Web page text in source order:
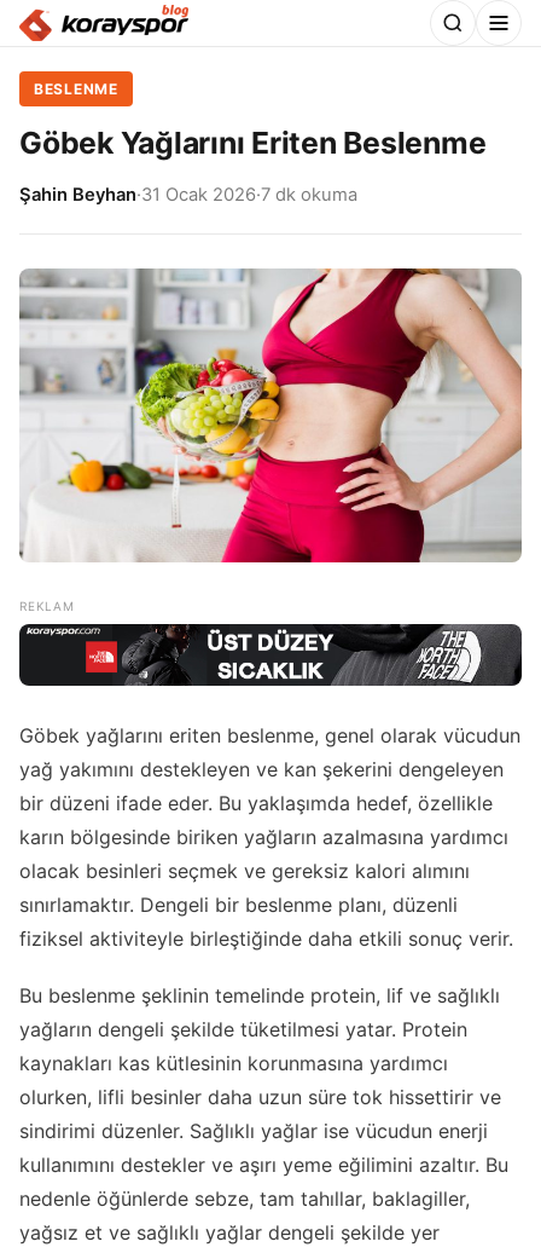
BESLENME
Göbek Yağlarını Eriten Beslenme
Şahin Beyhan·31 Ocak 2026·7 dk okuma
Göbek yağlarını eriten beslenme, genel olarak vücudun
yağ yakımını destekleyen ve kan şekerini dengeleyen
bir düzeni ifade eder. Bu yaklaşımda hedef, özellikle
karın bölgesinde biriken yağların azalmasına yardımcı
olacak besinleri seçmek ve gereksiz kalori alımını
sınırlamaktır. Dengeli bir beslenme planı, düzenli
fiziksel aktiviteyle birleştiğinde daha etkili sonuç verir.
Bu beslenme şeklinin temelinde protein, lif ve sağlıklı
yağların dengeli şekilde tüketilmesi yatar. Protein
kaynakları kas kütlesinin korunmasına yardımcı
olurken, lifli besinler daha uzun süre tok hissettirir ve
sindirimi düzenler. Sağlıklı yağlar ise vücudun enerji
kullanımını destekler ve aşırı yeme eğilimini azaltır. Bu
nedenle öğünlerde sebze, tam tahıllar, baklagiller,
yağsız et ve sağlıklı yağlar dengeli şekilde yer